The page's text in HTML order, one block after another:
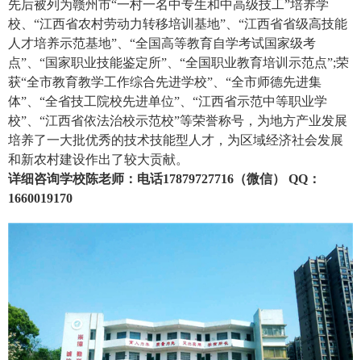
先后被列为赣州市“一村一名中专生和中高级技工”培养学
校、“江西省农村劳动力转移培训基地”、“江西省省级高技能
人才培养示范基地”、“全国高等教育自学考试国家级考
点”、“国家职业技能鉴定所”、“全国职业教育培训示范点”;荣
获“全市教育教学工作综合先进学校”、“全市师德先进集
体”、“全省技工院校先进单位”、“江西省示范中等职业学
校”、“江西省依法治校示范校”等荣誉称号，为地方产业发展
培养了一大批优秀的技术技能型人才，为区域经济社会发展
和新农村建设作出了较大贡献。
详细咨询学校陈老师：电话17879727716（微信） QQ：
1660019170